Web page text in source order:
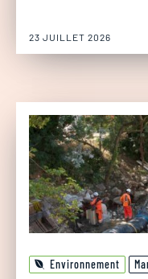
23 JUILLET 2026
Environnement